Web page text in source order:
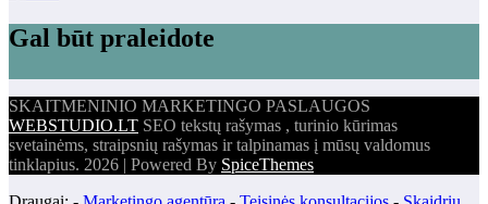
Gal būt praleidote
SKAITMENINIO MARKETINGO PASLAUGOS
WEBSTUDIO.LT SEO tekstų rašymas , turinio kūrimas
svetainėms, straipsnių rašymas ir talpinamas į mūsų valdomus
tinklapius. 2026 | Powered By SpiceThemes